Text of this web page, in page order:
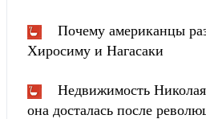
Почему американцы
Хиросиму и Нагасаки
Недвижимость
она досталась после